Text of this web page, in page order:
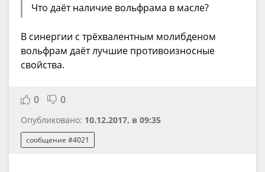
Что даёт наличие вольфрама в масле?
В синергии с трёхвалентным молибденом
вольфрам даёт лучшие противоизносные
свойства.
0 0
Опубликовано: 10.12.2017, в 09:35
сообщение #4021